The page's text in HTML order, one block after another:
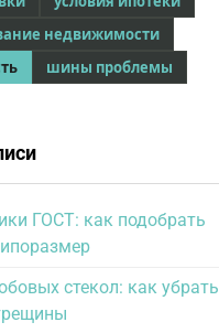
недвижимости
шины проблемы
ГОСТ: как подобрать
стекол: как убрать